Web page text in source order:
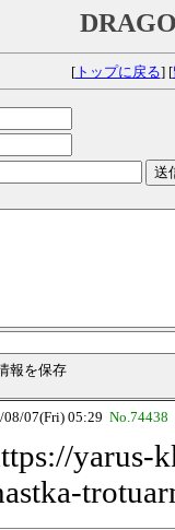
[トップに戻る] [
報を保存
07(Fri) 05:29 No.74438